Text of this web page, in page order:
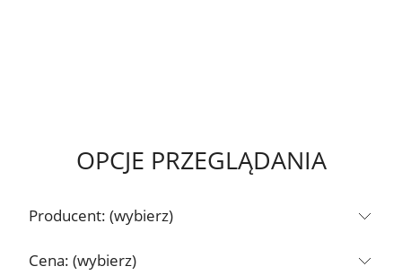
OPCJE PRZEGLĄDANIA
Producent: (wybierz)
Cena: (wybierz)